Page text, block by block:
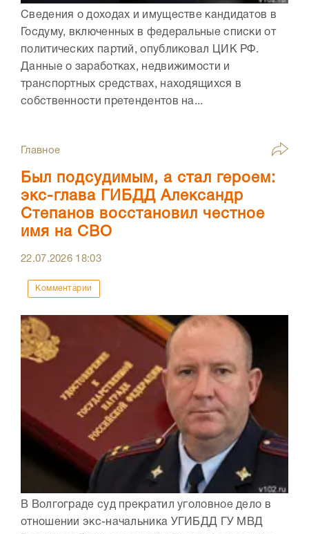
Сведения о доходах и имуществе кандидатов в
Госдуму, включенных в федеральные списки от
политических партий, опубликовал ЦИК РФ.
Данные о заработках, недвижимости и
транспортных средствах, находящихся в
собственности претендентов на...
Главное
Был подсудимым, а стал героем:
экс-глава ГИБДД Александр
Степанов восстановил честное
имя на СВО
22.07.2026 18:03
Комментарии
В Волгограде суд прекратил уголовное дело в
отношении экс-начальника УГИБДД ГУ МВД